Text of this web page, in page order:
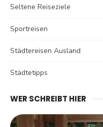
Seltene Reiseziele
Sportreisen
Städtereisen Ausland
Städtetipps
WER SCHREIBT HIER